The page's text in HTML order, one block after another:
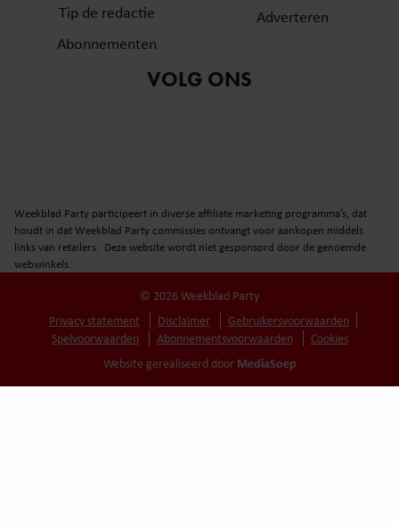
Tip de redactie
Abonnementen
Adverteren
VOLG ONS
Weekblad Party participeert in diverse affiliate marketing programma’s, dat
houdt in dat Weekblad Party commissies ontvangt voor aankopen middels
links van retailers. Deze website wordt niet gesponsord door de genoemde
webwinkels.
© 2026 Weekblad Party
Privacy statement
Disclaimer
Gebruikersvoorwaarden
Spelvoorwaarden
Abonnementsvoorwaarden
Cookies
Website gerealiseerd door MediaSoep